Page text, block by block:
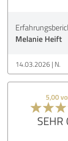
Melanie Heift
14.03.2026 N.
5,00
SEHR